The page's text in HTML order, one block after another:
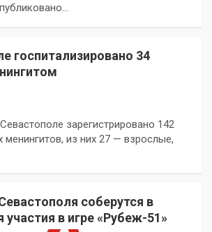
госпитализировано 34
зарегистрировано 142
менингитов, из них 27 — взрослые,
соберутся в
участия в игре «Рубеж-51»